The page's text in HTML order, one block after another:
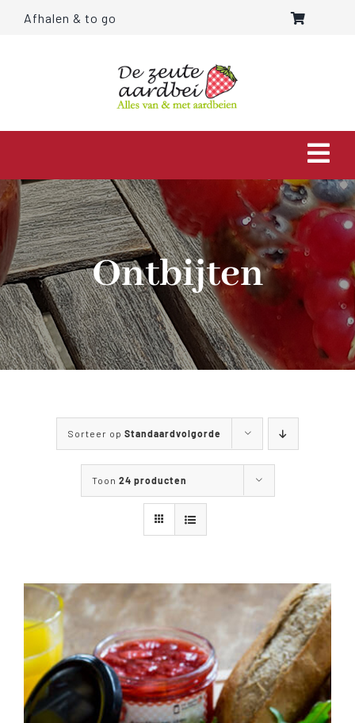
Afhalen & to go
HOME
OVER ONS
AARDBEIEN
WANDELEN & FIETSEN
CONTACT
Ontbijten
Sorteer op Standaardvolgorde
Toon 24 producten